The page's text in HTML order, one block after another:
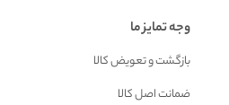
وجه تمایز ما
بازگشت و تعويض کالا
ضمانت اصل کالا